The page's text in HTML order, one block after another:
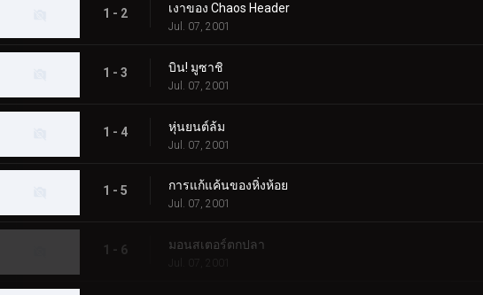
1 - 2 เงาของ Chaos Header
Jul. 07, 2001
1 - 3 บิน! มูซาชิ
Jul. 07, 2001
1 - 4 หุ่นยนต์ล้ม
Jul. 07, 2001
1 - 5 การแก้แค้นของหิ่งห้อย
Jul. 07, 2001
1 - 6 มอนสเตอร์ตกปลา
Jul. 07, 2001